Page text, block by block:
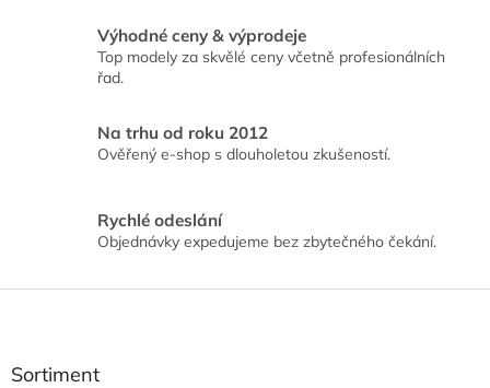
Výhodné ceny & výprodeje
Top modely za skvělé ceny včetně profesionálních
řad.
Na trhu od roku 2012
Ověřený e-shop s dlouholetou zkušeností.
Rychlé odeslání
Objednávky expedujeme bez zbytečného čekání.
Z
Sortiment